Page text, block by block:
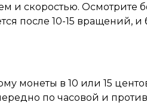
и скоростью. Осмотрите
после 10-15 вращений, и
монеты в 10 или 15
по часовой и